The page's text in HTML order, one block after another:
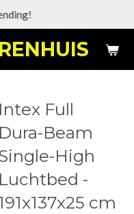
Intex Full
Dura-Beam
High
Luchtbed -
cm